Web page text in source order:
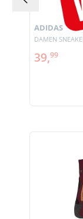
DAMEN
ADIDAS
39,99